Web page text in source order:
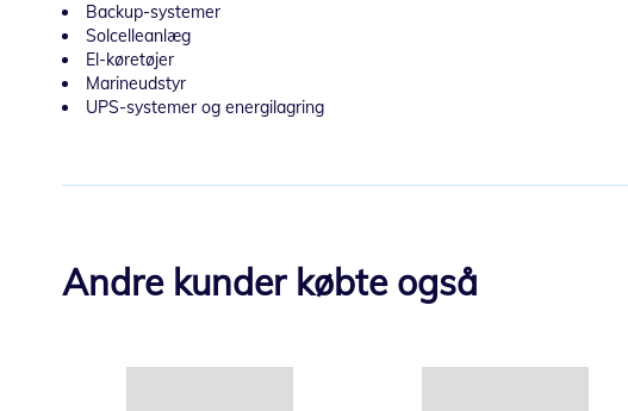
Backup-systemer
Solcelleanlæg
El-køretøjer
Marineudstyr
UPS-systemer og energilagring
Andre kunder købte også